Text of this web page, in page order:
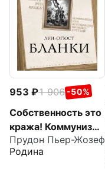
953 1 906 -50%
Собственность это
кража! Коммунизм
или ассоциация
производителей?
Прудон Пьер-Жозеф
Родина